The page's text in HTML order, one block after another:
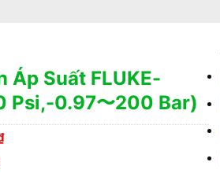
Áp Suất FLUKE-
Psi,-0.97〜200 Bar)